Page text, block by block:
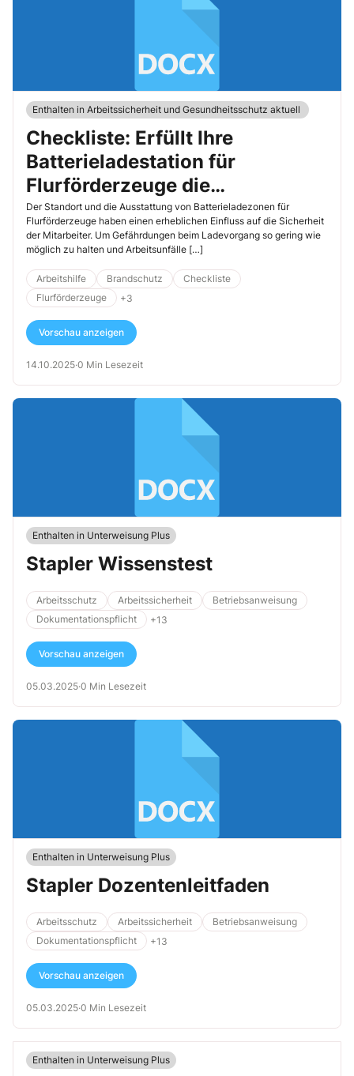
Enthalten in Arbeitssicherheit und Gesundheitsschutz aktuell
Checkliste: Erfüllt Ihre
Batterieladestation für
Flurförderzeuge die
Sicherheitsanforderungen
Der Standort und die Ausstattung von Batterieladezonen für
Flurförderzeuge haben einen erheblichen Einfluss auf die Sicherheit
der Mitarbeiter. Um Gefährdungen beim Ladevorgang so gering wie
möglich zu halten und Arbeitsunfälle […]
Arbeitshilfe Brandschutz
Checkliste
Flurförderzeuge
+3
Vorschau anzeigen
14.10.2025·0 Min Lesezeit
Enthalten in Unterweisung Plus
Stapler Wissenstest
Arbeitsschutz Arbeitssicherheit
Betriebsanweisung
Dokumentationspflicht
+13
Vorschau anzeigen
05.03.2025·0 Min Lesezeit
Enthalten in Unterweisung Plus
Stapler Dozentenleitfaden
Arbeitsschutz Arbeitssicherheit
Betriebsanweisung
Dokumentationspflicht
+13
Vorschau anzeigen
05.03.2025·0 Min Lesezeit
Enthalten in Unterweisung Plus